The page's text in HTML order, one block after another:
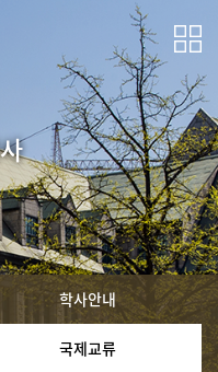
학사안내
국제교류